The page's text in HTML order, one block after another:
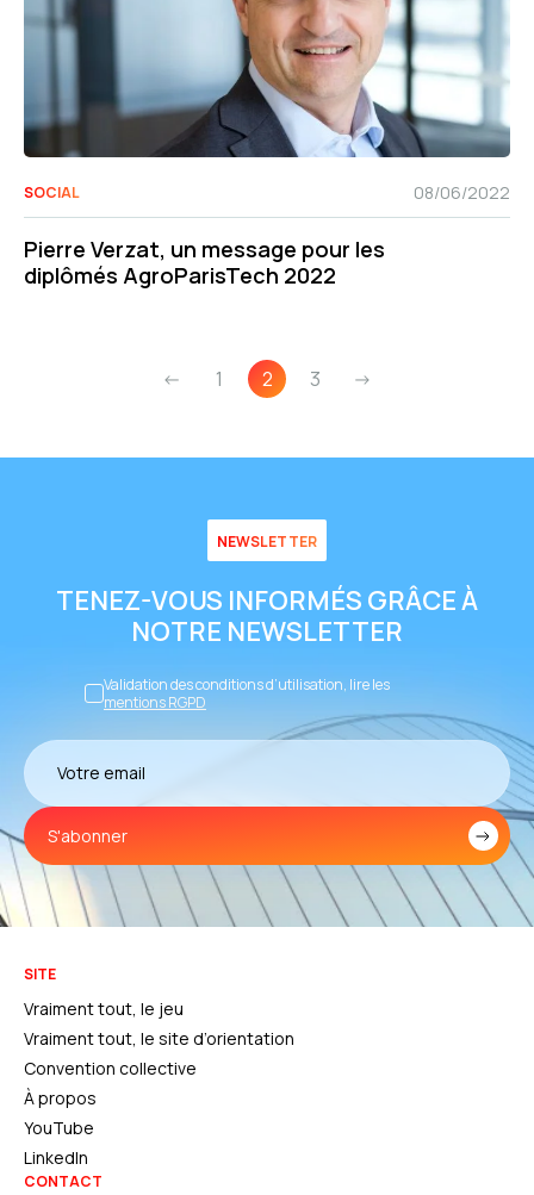
SOCIAL 08/06/2022
Pierre Verzat, un message pour les
diplômés AgroParisTech 2022
<- 1 2 3 ->
NEWSLETTER
TENEZ-VOUS INFORMÉS GRÂCE À
NOTRE NEWSLETTER
Validation des conditions d’utilisation, lire les
mentions RGPD
S'abonner
SITE
Vraiment tout, le jeu
Vraiment tout, le site d’orientation
Convention collective
À propos
YouTube
LinkedIn
CONTACT